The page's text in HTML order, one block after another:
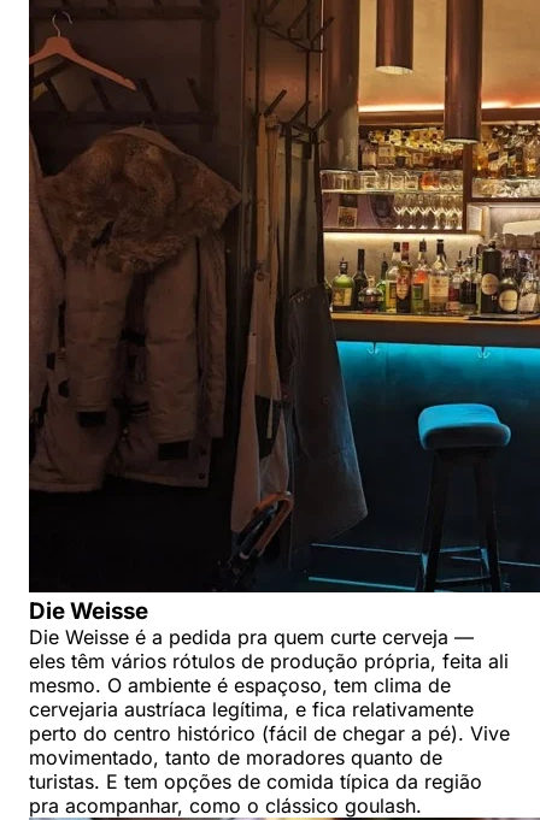
Die Weisse
Die Weisse é a pedida pra quem curte cerveja —
eles têm vários rótulos de produção própria, feita ali
mesmo. O ambiente é espaçoso, tem clima de
cervejaria austríaca legítima, e fica relativamente
perto do centro histórico (fácil de chegar a pé). Vive
movimentado, tanto de moradores quanto de
turistas. E tem opções de comida típica da região
pra acompanhar, como o clássico goulash.